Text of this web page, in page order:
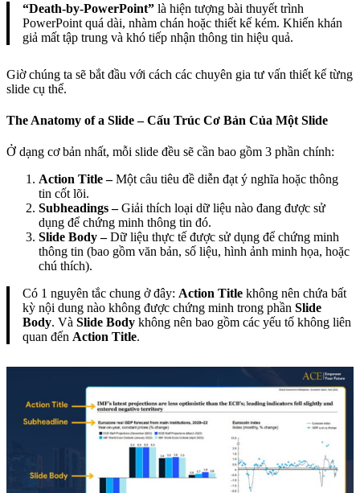
“Death-by-PowerPoint” là hiện tượng bài thuyết trình
PowerPoint quá dài, nhàm chán hoặc thiết kế kém. Khiến khán
giả mất tập trung và khó tiếp nhận thông tin hiệu quả.
Giờ chúng ta sẽ bắt đầu với cách các chuyên gia tư vấn thiết kế từng
slide cụ thể.
The Anatomy of a Slide – Cấu Trúc Cơ Bản Của Một Slide
Ở dạng cơ bản nhất, mỗi slide đều sẽ cần bao gồm 3 phần chính:
Action Title –Một câu tiêu đề diễn đạt ý nghĩa hoặc thông
tin cốt lõi.
Subheadings –Giải thích loại dữ liệu nào đang được sử
dụng để chứng minh thông tin đó.
Slide Body –Dữ liệu thực tế được sử dụng để chứng minh
thông tin (bao gồm văn bản, số liệu, hình ảnh minh họa, hoặc
chú thích).
Có 1 nguyên tắc chung ở đây: Action Title không nên chứa bất
kỳ nội dung nào không được chứng minh trong phần Slide
Body. Và Slide Body không nên bao gồm các yếu tố không liên
quan đến Action Title.